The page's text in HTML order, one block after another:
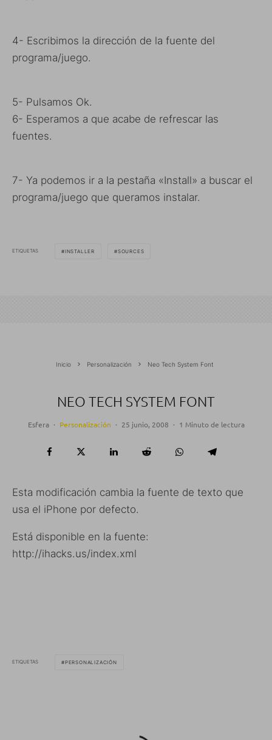
4- Escribimos la dirección de la fuente del
programa/juego.
5- Pulsamos Ok.
6- Esperamos a que acabe de refrescar las
fuentes.
7- Ya podemos ir a la pestaña «Install» a buscar el
programa/juego que queramos instalar.
ETIQUETAS INSTALLER SOURCES
Inicio Personalización Neo Tech System Font
NEO TECH SYSTEM FONT
Esfera · Personalización · 25 junio, 2008 · 1 Minuto de lectura
Esta modificación cambia la fuente de texto que
usa el iPhone por defecto.
Está disponible en la fuente:
http://ihacks.us/index.xml
ETIQUETAS PERSONALIZACIÓN